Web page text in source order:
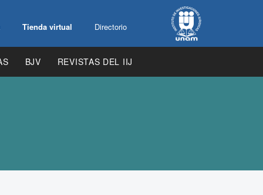
Tienda virtual Directorio
BJV REVISTAS DEL IIJ